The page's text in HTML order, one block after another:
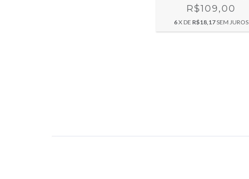
R$109,00
6X DE R$18,17SEM JUROS